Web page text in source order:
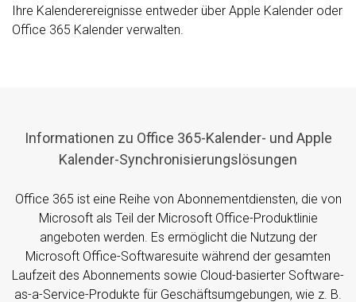
Ihre Kalenderereignisse entweder über Apple Kalender oder
Office 365 Kalender verwalten.
Informationen zu Office 365-Kalender- und Apple
Kalender-Synchronisierungslösungen
Office 365 ist eine Reihe von Abonnementdiensten, die von
Microsoft als Teil der Microsoft Office-Produktlinie
angeboten werden. Es ermöglicht die Nutzung der
Microsoft Office-Softwaresuite während der gesamten
Laufzeit des Abonnements sowie Cloud-basierter Software-
as-a-Service-Produkte für Geschäftsumgebungen, wie z. B.